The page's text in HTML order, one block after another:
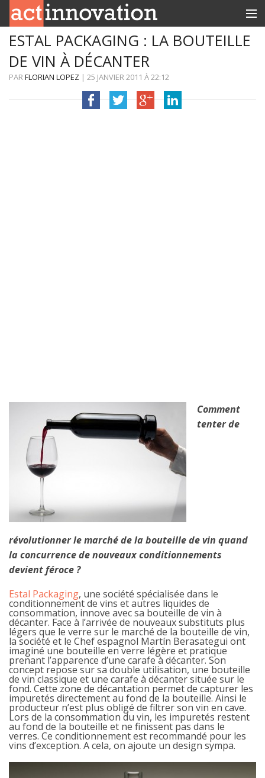
RUBRIQUES
INNOBOX
ESTAL PACKAGING : LA BOUTEILLE
DE VIN À DÉCANTER
PARFLORIAN LOPEZ | 25 JANVIER 2011 À22:12
Comment
tenter de
révolutionner le marché de la bouteille de vin quand
la concurrence de nouveaux conditionnements
devient féroce ?
Estal Packaging, une société spécialisée dans le
conditionnement de vins et autres liquides de
consommation, innove avec sa bouteille de vin à
décanter. Face à l’arrivée de nouveaux substituts plus
légers que le verre sur le marché de la bouteille de vin,
la société et le Chef espagnol Martín Berasategui ont
imaginé une bouteille en verre légère et pratique
prenant l’apparence d’une carafe à décanter. Son
concept repose sur sa double utilisation, une bouteille
de vin classique et une carafe à décanter située sur le
fond. Cette zone de décantation permet de capturer les
impuretés directement au fond de la bouteille. Ainsi le
producteur n’est plus obligé de filtrer son vin en cave.
Lors de la consommation du vin, les impuretés restent
au fond de la bouteille et ne finissent pas dans le
verres. Ce conditionnement est recommandé pour les
vins d’exception. A cela, on ajoute un design sympa.